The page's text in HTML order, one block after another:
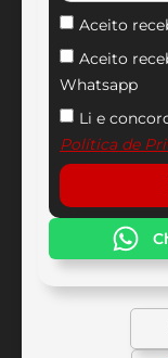
Aceito
Aceito
Whatsapp
Li e
Política de